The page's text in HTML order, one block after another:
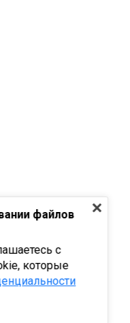
файлов
с
которые